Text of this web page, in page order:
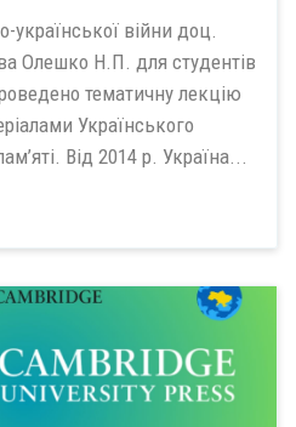
української війни доц.
Олешко Н.П. для студентів
тематичну лекцію
Українського
Від 2014 р. Україна...